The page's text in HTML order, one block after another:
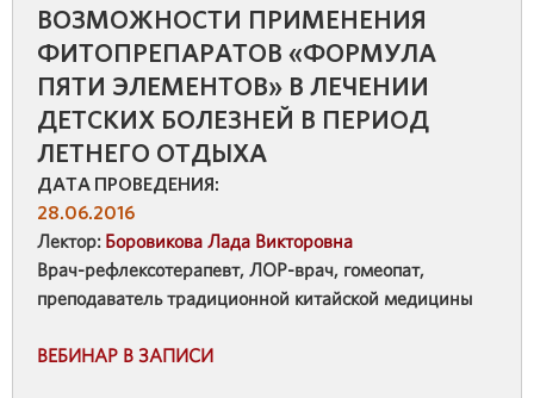
ВОЗМОЖНОСТИ ПРИМЕНЕНИЯ
ФИТОПРЕПАРАТОВ «ФОРМУЛА
ПЯТИ ЭЛЕМЕНТОВ» В ЛЕЧЕНИИ
ДЕТСКИХ БОЛЕЗНЕЙ В ПЕРИОД
ЛЕТНЕГО ОТДЫХА
ДАТА ПРОВЕДЕНИЯ:
28.06.2016
Лектор: Боровикова Лада Викторовна
Врач-рефлексотерапевт, ЛОР-врач, гомеопат,
преподаватель традиционной китайской медицины
ВЕБИНАР В ЗАПИСИ